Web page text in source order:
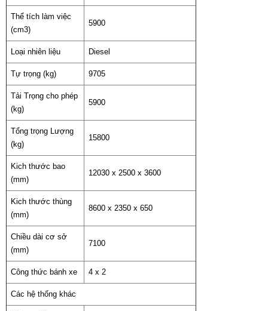
Thể tích làm việc
(cm3)
5900
Loại nhiên liệu Diesel
Tự trọng (kg) 9705
Tải Trọng cho phép
(kg)
5900
Tổng trọng Lượng
(kg)
15800
Kich thước bao
(mm)
12030 x 2500 x 3600
Kich thước thùng
(mm)
8600 x 2350 x 650
Chiều dài cơ sở
(mm)
7100
Công thức bánh xe 4 x 2
Các hệ thống khác